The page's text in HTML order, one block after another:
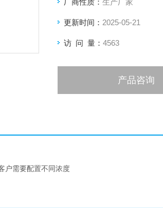
厂商性质： 生产厂家
更新时间： 2025-05-21
访 问 量： 4563
产品咨询
户需要配置不同浓度